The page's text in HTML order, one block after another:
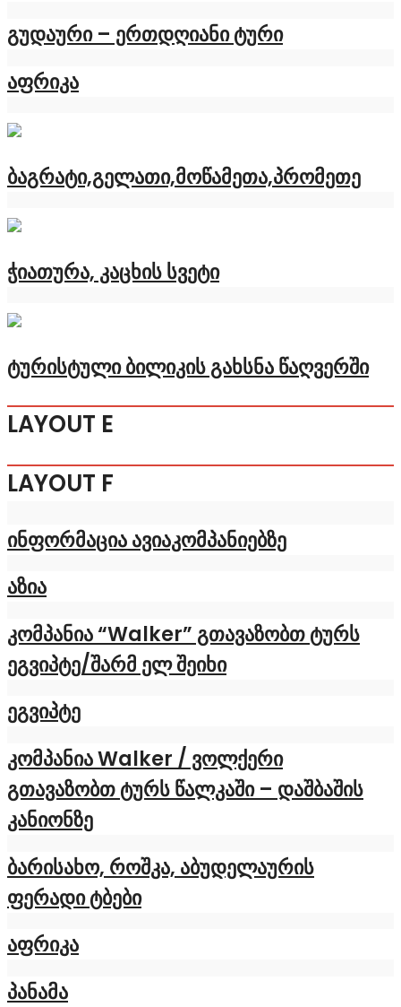
გუდაური – ერთდღიანი ტური
აფრიკა
ბაგრატი,გელათი,მოწამეთა,პრომეთე
ჭიათურა, კაცხის სვეტი
ტურისტული ბილიკის გახსნა წაღვერში
LAYOUT E
LAYOUT F
ინფორმაცია ავიაკომპანიებზე
აზია
კომპანია “Walker” გთავაზობთ ტურს
ეგვიპტე/შარმ ელ შეიხი
ეგვიპტე
კომპანია Walker / ვოლქერი
გთავაზობთ ტურს წალკაში – დაშბაშის
კანიონზე
ბარისახო, როშკა, აბუდელაურის
ფერადი ტბები
აფრიკა
პანამა